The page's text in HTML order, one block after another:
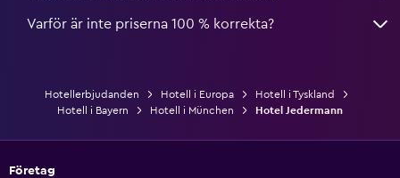
Varför är inte priserna 100 % korrekta?
Hotellerbjudanden Hotell i Europa
Hotell i Tyskland
Hotell i Bayern
Hotell i München Hotel Jedermann
Företag